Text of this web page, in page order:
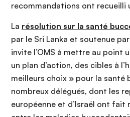
recommandations ont recueilli
La résolution sur la santé
par le Sri Lanka et soutenue
invite l’OMS à mettre au point
un plan d’action, des cibles à
meilleurs choix » pour la santé
nombreux délégués, dont les
européenne et d’Israël ont fait